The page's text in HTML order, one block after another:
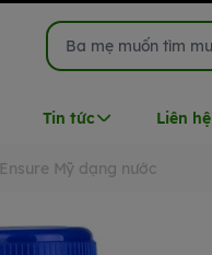
Tin tức Liên hệ
Mỹ dạng nước